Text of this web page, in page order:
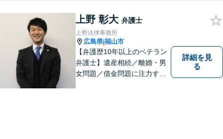
ど。話しにくいことも安心し
てご相談ください。あなたの
気持ちに寄り添い、丁寧にお
応えします。
上野 彰大 弁護士
上野法律事務所
広島県|福山市
【弁護歴10年以上のベテラン
弁護士】遺産相続／離婚・男
女問題／借金問題に注力する
詳細を見
る